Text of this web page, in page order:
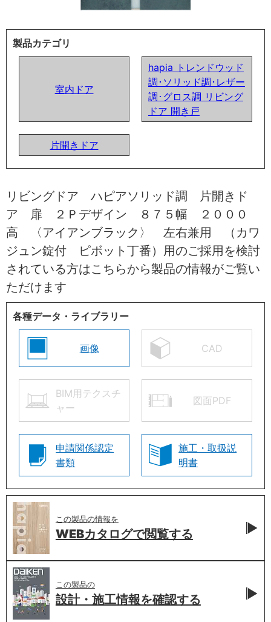
製品カテゴリ
室内ドア
hapia トレンドウッド
調･ソリッド調･レザー
調･グロス調 リビング
ドア 開き戸
片開きドア
リビングドア ハピアソリッド調 片開きド
ア 扉 ２Ｐデザイン ８７５幅 ２０００
高 〈アイアンブラック〉 左右兼用 （カワ
ジュン錠付 ピボット丁番）用のご採用を検討
されている方はこちらから製品の情報がご覧い
ただけます
各種データ・ライブラリー
画像 CAD
BIM用テクスチ
ャー
図面PDF
申請関係認定
書類
施工・取扱説
明書
この製品の情報を
WEBカタログで閲覧する
この製品の
設計・施工情報を確認する